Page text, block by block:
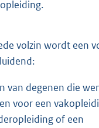
volzin wordt een
van degenen die
voor een
of een